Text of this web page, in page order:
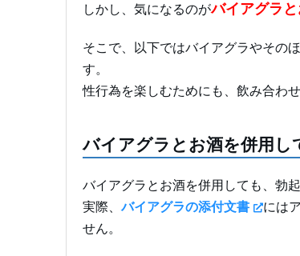
しかし、気になるのがバイアグラ
そこで、以下ではバイアグラやその
す。
性行為を楽しむためにも、飲み合わ
バイアグラとお酒を併用し
バイアグラとお酒を併用しても、勃
実際、バイアグラの添付文書
には
せん。